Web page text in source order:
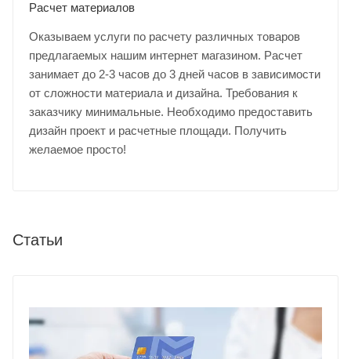
Расчет материалов
Оказываем услуги по расчету различных товаров
предлагаемых нашим интернет магазином. Расчет
занимает до 2-3 часов до 3 дней часов в зависимости
от сложности материала и дизайна. Требования к
заказчику минимальные. Необходимо предоставить
дизайн проект и расчетные площади. Получить
желаемое просто!
Статьи